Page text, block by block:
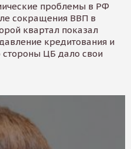
проблемы в РФ
сокращения ВВП в
квартал показал
кредитования и
стороны ЦБ дало свои